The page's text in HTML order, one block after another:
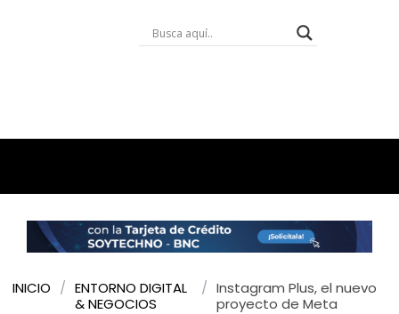
INICIO / ENTORNO DIGITAL
& NEGOCIOS
/ Instagram Plus, el nuevo
proyecto de Meta